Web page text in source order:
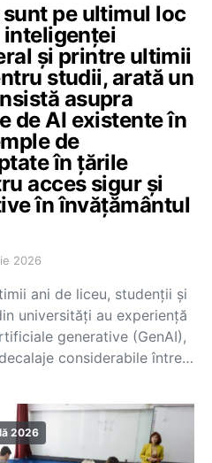
pe ultimul loc
inteligenței
și printre ultimii
studii, arată un
asupra
de AI existente în
de
în țările
acces sigur și
în învățământul
2026
ani de liceu, studenții și
universități au experiență
generative (GenAI),
considerabile între…
2026